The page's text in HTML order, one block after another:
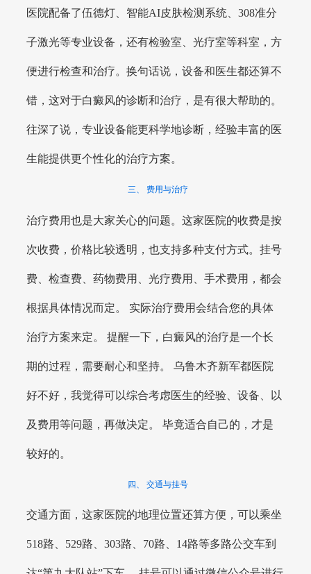
医院配备了伍德灯、智能AI皮肤检测系统、308准分
子激光等专业设备，还有检验室、光疗室等科室，方
便进行检查和治疗。换句话说，设备和医生都还算不
错，这对于白癜风的诊断和治疗，是有很大帮助的。
往深了说，专业设备能更科学地诊断，经验丰富的医
生能提供更个性化的治疗方案。
三、 费用与治疗
治疗费用也是大家关心的问题。这家医院的收费是按
次收费，价格比较透明，也支持多种支付方式。挂号
费、检查费、药物费用、光疗费用、手术费用，都会
根据具体情况而定。 实际治疗费用会结合您的具体
治疗方案来定。 提醒一下，白癜风的治疗是一个长
期的过程，需要耐心和坚持。 乌鲁木齐新军都医院
好不好，我觉得可以综合考虑医生的经验、设备、以
及费用等问题，再做决定。 毕竟适合自己的，才是
较好的。
四、 交通与挂号
交通方面，这家医院的地理位置还算方便，可以乘坐
518路、529路、303路、70路、14路等多路公交车到